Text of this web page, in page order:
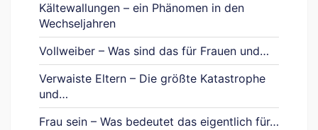
Kältewallungen – ein Phänomen in den
Wechseljahren
Vollweiber – Was sind das für Frauen und…
Verwaiste Eltern – Die größte Katastrophe
und…
Frau sein – Was bedeutet das eigentlich für…